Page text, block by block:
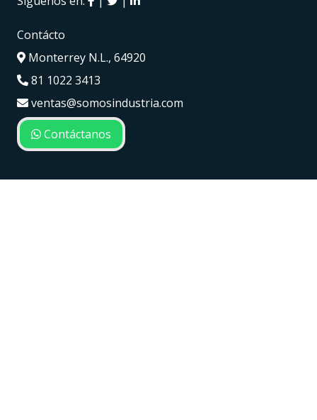
Contácto
Monterrey N.L., 64920
81 1022 3413
ventas@somosindustria.com
Contáctanos